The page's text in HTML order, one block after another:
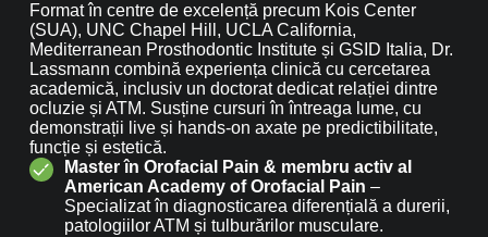
Format în centre de excelență precum Kois Center
(SUA), UNC Chapel Hill, UCLA California,
Mediterranean Prosthodontic Institute și GSID Italia, Dr.
Lassmann combină experiența clinică cu cercetarea
academică, inclusiv un doctorat dedicat relației dintre
ocluzie și ATM. Susține cursuri în întreaga lume, cu
demonstrații live și hands-on axate pe predictibilitate,
funcție și estetică.
Master în Orofacial Pain & membru activ al
American Academy of Orofacial Pain –
Specializat în diagnosticarea diferențială a durerii,
patologiilor ATM și tulburărilor musculare.